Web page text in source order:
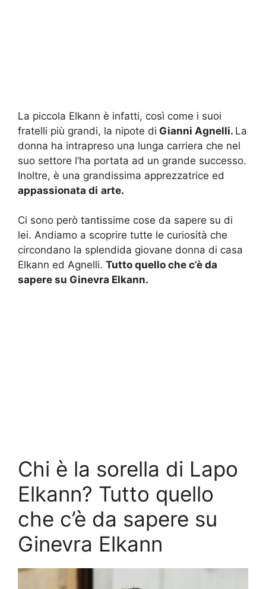
La piccola Elkann è infatti, così come i suoi
fratelli più grandi, la nipote di Gianni Agnelli. La
donna ha intrapreso una lunga carriera che nel
suo settore l’ha portata ad un grande successo.
Inoltre, è una grandissima apprezzatrice ed
appassionata di arte.
Ci sono però tantissime cose da sapere su di
lei. Andiamo a scoprire tutte le curiosità che
circondano la splendida giovane donna di casa
Elkann ed Agnelli. Tutto quello che c’è da
sapere su Ginevra Elkann.
Chi è la sorella di Lapo
Elkann? Tutto quello
che c’è da sapere su
Ginevra Elkann